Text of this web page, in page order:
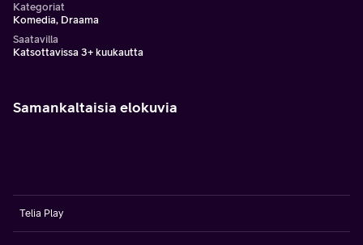
Kategoriat
Komedia, Draama
Saatavilla
Katsottavissa 3+ kuukautta
Samankaltaisia elokuvia
Telia Play